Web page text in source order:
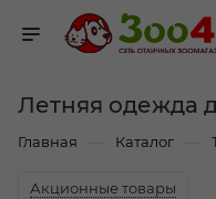
Летняя одежда
Главная Каталог
Акционные товары